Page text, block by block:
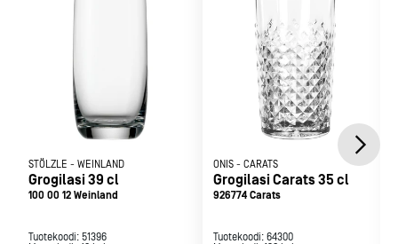
STÖLZLE - WEINLAND
Grogilasi 39 cl
100 00 12 Weinland
Tuotekoodi: 51396
ONIS - CARATS
Grogilasi Carats 35 cl
926774 Carats
Tuotekoodi: 64300